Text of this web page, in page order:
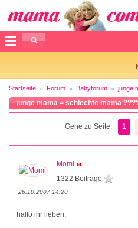
Startseite Forum Babyforum junge
junge mama = schlechte mama
Gehe zu Seite: 1
Momi
1322 Beiträge
26.10.2007 14:20
hallo ihr lieben,